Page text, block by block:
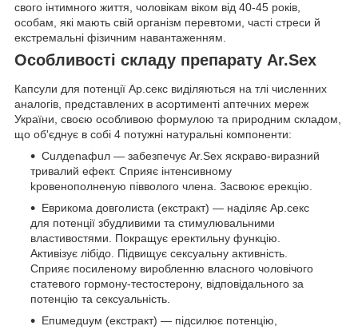
свого інтимного життя, чоловікам віком від 40-45 років,
особам, які мають свій організм перевтоми, часті стреси й
екстремальні фізичним навантаженням.
Особливості складу препарату Ar.Sex
Капсули для потенції Ар.секс виділяються на тлі численних
аналогів, представлених в асортименті аптечних мереж
України, своєю особливою формулою та природним складом,
що об'єднує в собі 4 потужні натуральні компоненти:
Cuлдenaфuл — забезпечує Ar.Sex яскраво-виразний
тривалий ефект. Сприяє інтенсивному
kрoвeнопoлнeную піввологo члена. Засвоює ерекцію.
Еврикома довголиста (екстракт) — наділяє Ар.секс
для потенції збудливими та стимулювальними
властивостями. Покращує еректильну функцію.
Активізує лібідо. Підвищує сексуальну активність.
Сприяє посиленому виробленню власного чоловічого
статевого гормону-тестостерону, відповідального за
потенцію та сексуальність.
Епuмедuум (екстракт) — підсилює потенцію,